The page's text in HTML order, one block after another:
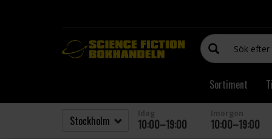
Sortiment
10:00–19:00 10:00–19:00